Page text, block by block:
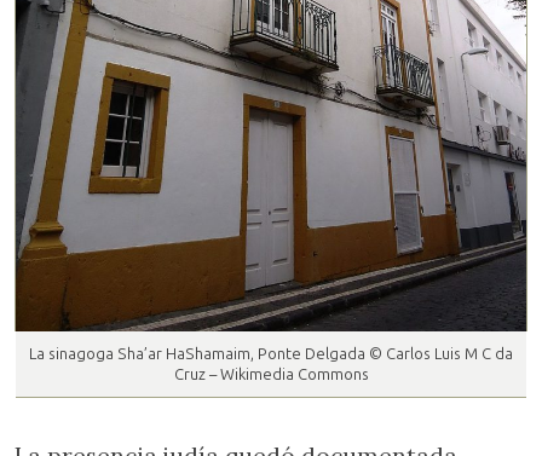
La sinagoga Sha’ar HaShamaim, Ponte Delgada © Carlos Luis M C da
Cruz – Wikimedia Commons